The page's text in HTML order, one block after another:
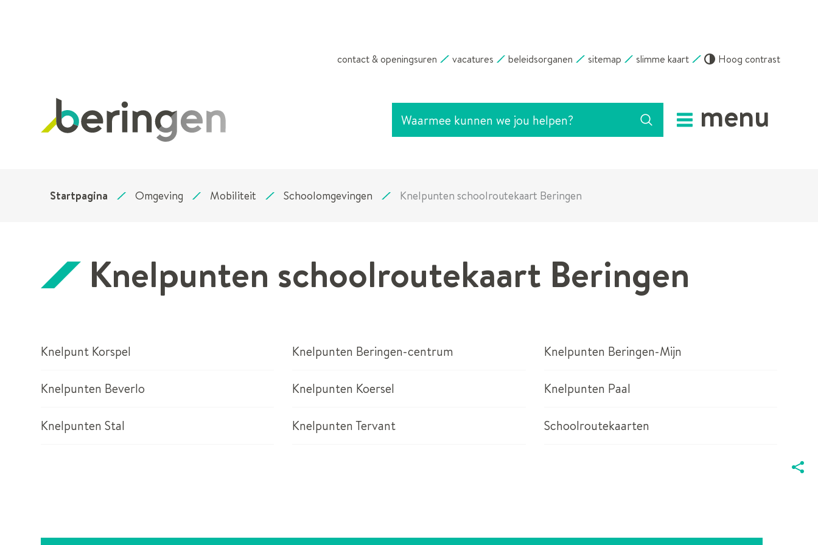
contact & openingsuren
vacatures beleidsorganen sitemap slimme kaart Hoog contrast
Stad
Beringen
kunnen
Zoeken menu
Startpagina Omgeving Mobiliteit Schoolomgevingen Knelpunten schoolroutekaart Beringen
Knelpunten schoolroutekaart Beringen
Knelpunt Korspel Knelpunten Beringen-centrum Knelpunten Beringen-Mijn
Knelpunten Beverlo Knelpunten Koersel Knelpunten Paal
Knelpunten Stal Knelpunten Tervant Schoolroutekaarten
DEEL